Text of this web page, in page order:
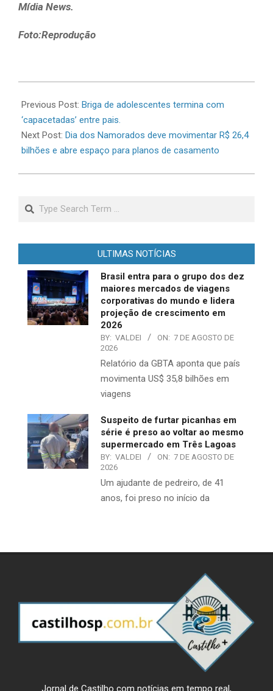
Mídia News.
Foto:Reprodução
06-
11
Previous Post: Briga de adolescentes termina com
‘capacetadas’ entre pais.
Next Post: Dia dos Namorados deve movimentar R$ 26,4
bilhões e abre espaço para planos de casamento
Search
ULTIMAS NOTÍCIAS
Brasil entra para o grupo dos dez
maiores mercados de viagens
corporativas do mundo e lidera
projeção de crescimento em
2026
BY: VALDEI ON: 7 DE AGOSTO DE
2026
Relatório da GBTA aponta que país
movimenta US$ 35,8 bilhões em
viagens
Suspeito de furtar picanhas em
série é preso ao voltar ao mesmo
supermercado em Três Lagoas
BY: VALDEI ON: 7 DE AGOSTO DE
2026
Um ajudante de pedreiro, de 41
anos, foi preso no início da
Jornal de Castilho com notícias em tempo real,